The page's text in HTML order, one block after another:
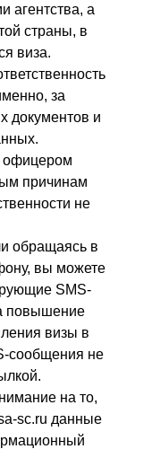
агентства, а
страны, в
виза.
за
документов и
офицером
причинам
не
обращаясь в
вы можете
SMS-
повышение
визы в
сообщения не
на то,
sc.ru данные